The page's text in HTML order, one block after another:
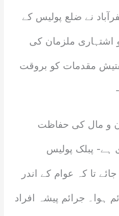
نے ضلع پولیس کے
اشتہاری ملزمان کی
مقدمات کو بروقت
و مال کی حفاظت
ہے- پبلک پولیس
تا کہ عوام کے اندر
ہوا۔ جرائم پیشہ افراد